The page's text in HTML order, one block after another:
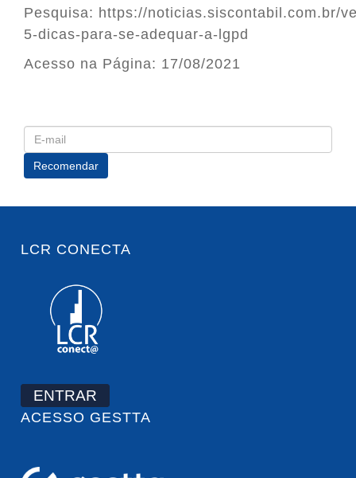
Pesquisa: https://noticias.siscontabil.com.br/
5-dicas-para-se-adequar-a-lgpd
Acesso na Página: 17/08/2021
LCR CONECTA
ENTRAR
ACESSO GESTTA